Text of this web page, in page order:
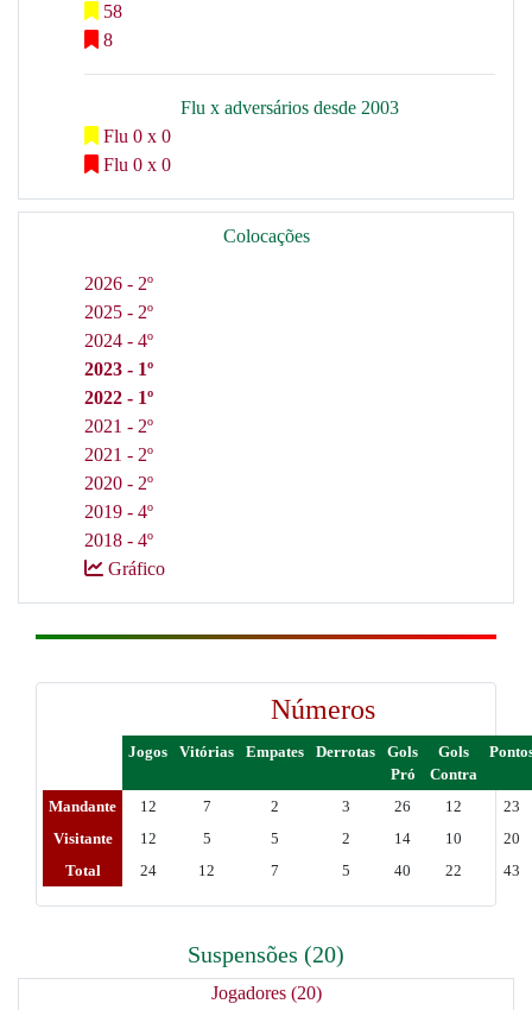
58
8
Flu x adversários desde 2003
Flu 0 x 0
Flu 0 x 0
Colocações
2026 - 2º
2025 - 2º
2024 - 4º
2023 - 1º
2022 - 1º
2021 - 2º
2021 - 2º
2020 - 2º
2019 - 4º
2018 - 4º
Gráfico
Números
Jogos Vitórias Empates Derrotas
Gols
Pró
Gols
Contra
Mandante 12 7 2 3 26 12
23
Visitante
12 5 5 2 14 10
20
Total
24 12 7 5 40 22 43
Suspensões (20)
Jogadores (20)